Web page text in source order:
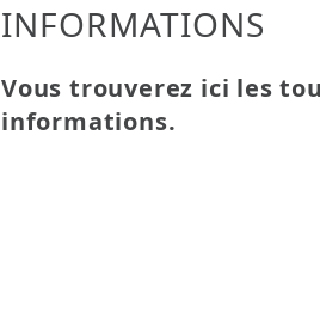
INFORMATIONS
Vous trouverez ici les
informations.